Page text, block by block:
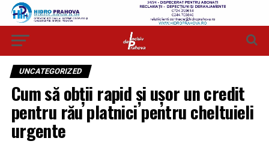
UNCATEGORIZED
Cum să obții rapid și ușor un credit
pentru rău platnici pentru cheltuieli
urgente